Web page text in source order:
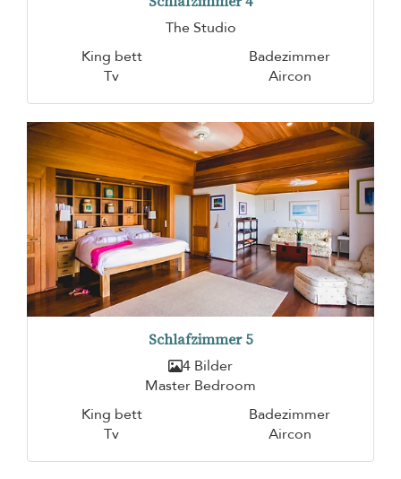
The Studio
King bett
Badezimmer
Tv
Aircon
Schlafzimmer 5
4 Bilder
Master Bedroom
King bett
Badezimmer
Tv
Aircon